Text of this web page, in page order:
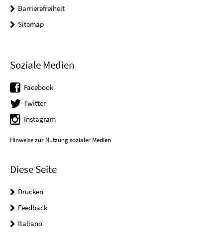
Barrierefreiheit
Sitemap
Soziale Medien
Facebook
Twitter
Instagram
Hinweise zur Nutzung sozialer Medien
Diese Seite
Drucken
Feedback
Italiano